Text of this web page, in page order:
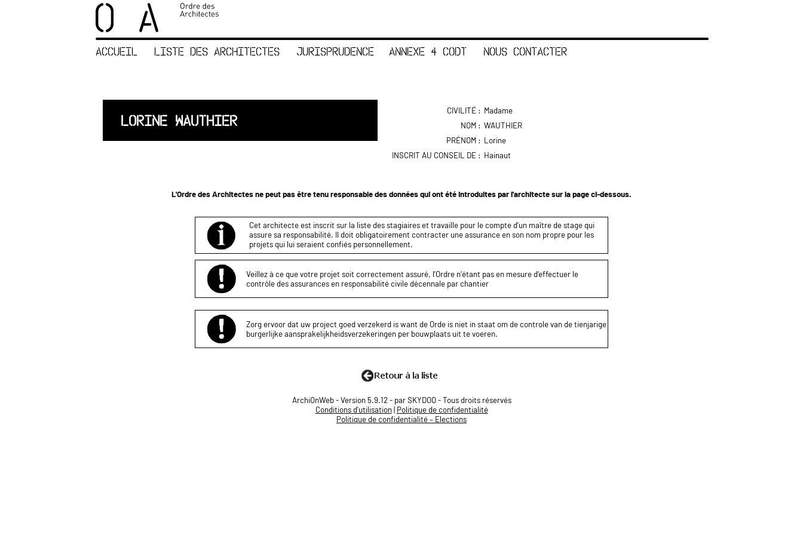
ACCUEIL LISTE DES ARCHITECTES JURISPRUDENCE ANNEXE 4 CODT NOUS CONTACTER
LORINE WAUTHIER
CIVILITÉ : Madame
NOM : WAUTHIER
PRÉNOM : Lorine
INSCRIT AU CONSEIL DE : Hainaut
L'Ordre des Architectes ne peut pas être tenu responsable des données qui ont été introduites par l'architecte sur la page ci-dessous.
Cet architecte est inscrit sur la liste des stagiaires et travaille pour le compte d’un maître de stage qui
assure sa responsabilité. Il doit obligatoirement contracter une assurance en son nom propre pour les
projets qui lui seraient confiés personnellement.
Veillez à ce que votre projet soit correctement assuré, l’Ordre n’étant pas en mesure d’effectuer le
contrôle des assurances en responsabilité civile décennale par chantier
Zorg ervoor dat uw project goed verzekerd is want de Orde is niet in staat om de controle van de tienjarige
burgerlijke aansprakelijkheidsverzekeringen per bouwplaats uit te voeren.
ArchiOnWeb - Version 5.9.12 - par SKYDOO - Tous droits réservés
Conditions d'utilisation| Politique de confidentialité
Politique de confidentialité – Elections